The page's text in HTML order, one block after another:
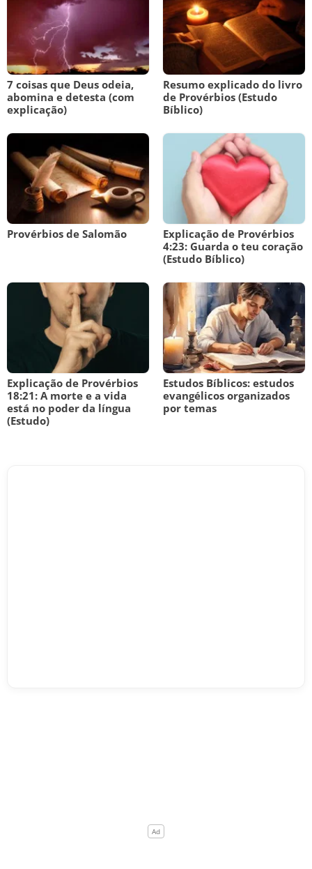
7 coisas que Deus odeia,
abomina e detesta (com
explicação)
Resumo explicado do livro
de Provérbios (Estudo
Bíblico)
Provérbios de Salomão
Explicação de Provérbios
4:23: Guarda o teu coração
(Estudo Bíblico)
Explicação de Provérbios
18:21: A morte e a vida
está no poder da língua
(Estudo)
Estudos Bíblicos: estudos
evangélicos organizados
por temas